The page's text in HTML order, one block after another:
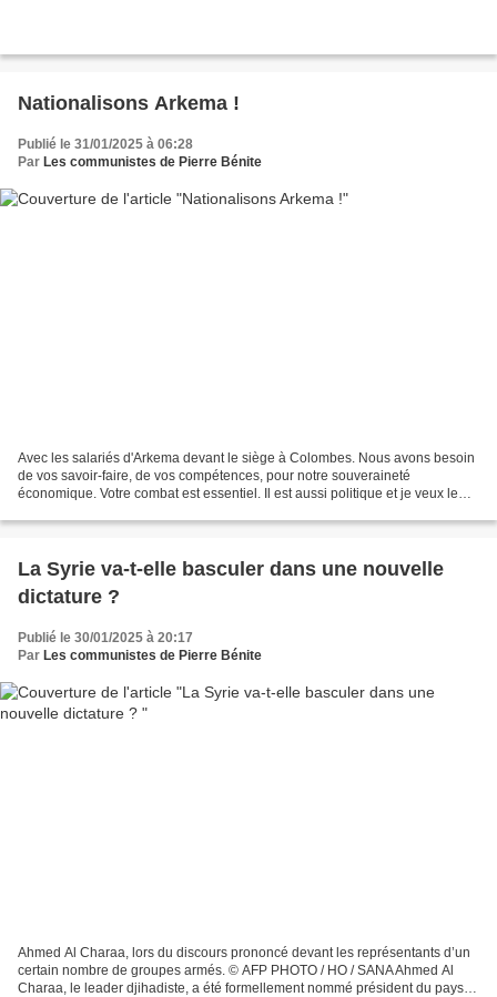
Nationalisons Arkema !
Publié le 31/01/2025 à 06:28
Par Les communistes de Pierre Bénite
Avec les salariés d'Arkema devant le siège à Colombes. Nous avons besoin
de vos savoir-faire, de vos compétences, pour notre souveraineté
économique. Votre combat est essentiel. Il est aussi politique et je veux le
La Syrie va-t-elle basculer dans une nouvelle
dictature ?
Publié le 30/01/2025 à 20:17
Par Les communistes de Pierre Bénite
Ahmed Al Charaa, lors du discours prononcé devant les représentants d’un
certain nombre de groupes armés. © AFP PHOTO / HO / SANA Ahmed Al
Charaa, le leader djihadiste, a été formellement nommé président du pays